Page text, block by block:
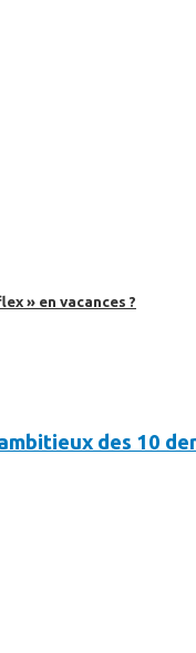
» en vacances ?
des 10